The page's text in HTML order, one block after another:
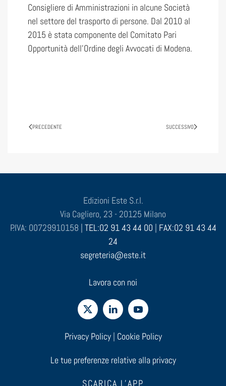
Consigliere di Amministrazioni in alcune Società
nel settore del trasporto di persone. Dal 2010 al
2015 è stata componente del Comitato Pari
Opportunità dell’Ordine degli Avvocati di Modena.
PRECEDENTE SUCCESSIVO
Edizioni Este S.r.l.
Via Cagliero, 23 - 20125 Milano
P.IVA: 00729910158 | TEL:02 91 43 44 00 | FAX:02 91 43 44
24
segreteria@este.it
Lavora con noi
Privacy Policy| Cookie Policy
Le tue preferenze relative alla privacy
SCARICA L'APP